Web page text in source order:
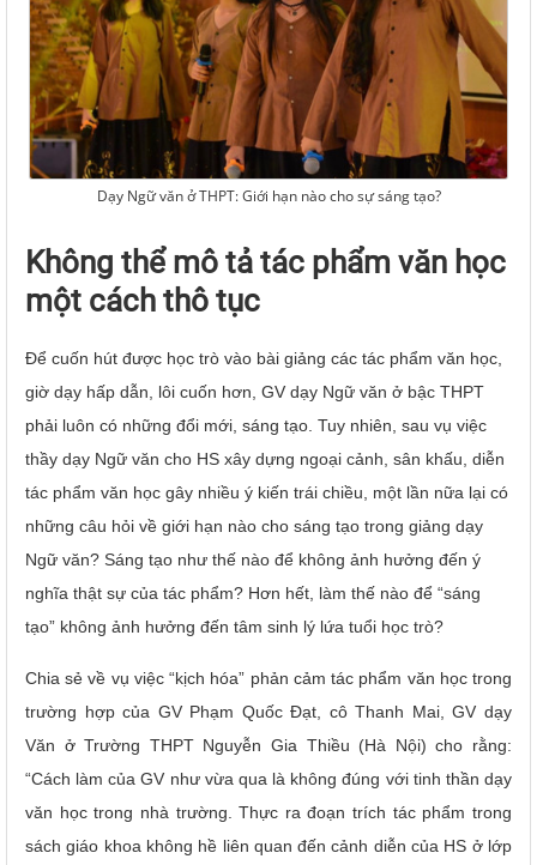
Dạy Ngữ văn ở THPT: Giới hạn nào cho sự sáng tạo?
Không thể mô tả tác phẩm văn học
một cách thô tục
Để cuốn hút được học trò vào bài giảng các tác phẩm văn học,
giờ dạy hấp dẫn, lôi cuốn hơn, GV dạy Ngữ văn ở bậc THPT
phải luôn có những đổi mới, sáng tạo. Tuy nhiên, sau vụ việc
thầy dạy Ngữ văn cho HS xây dựng ngoại cảnh, sân khấu, diễn
tác phẩm văn học gây nhiều ý kiến trái chiều, một lần nữa lại có
những câu hỏi về giới hạn nào cho sáng tạo trong giảng dạy
Ngữ văn? Sáng tạo như thế nào để không ảnh hưởng đến ý
nghĩa thật sự của tác phẩm? Hơn hết, làm thế nào để “sáng
tạo” không ảnh hưởng đến tâm sinh lý lứa tuổi học trò?
Chia sẻ về vụ việc “kịch hóa” phản cảm tác phẩm văn học trong
trường hợp của GV Phạm Quốc Đạt, cô Thanh Mai, GV dạy
Văn ở Trường THPT Nguyễn Gia Thiều (Hà Nội) cho rằng:
“Cách làm của GV như vừa qua là không đúng với tinh thần dạy
văn học trong nhà trường. Thực ra đoạn trích tác phẩm trong
sách giáo khoa không hề liên quan đến cảnh diễn của HS ở lớp